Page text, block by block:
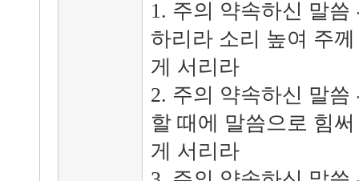
1. 주의 약속하신 말
하리라 소리 높여 주
게 서리라
2. 주의 약속하신 말
할 때에 말씀으로 힘
게 서리라